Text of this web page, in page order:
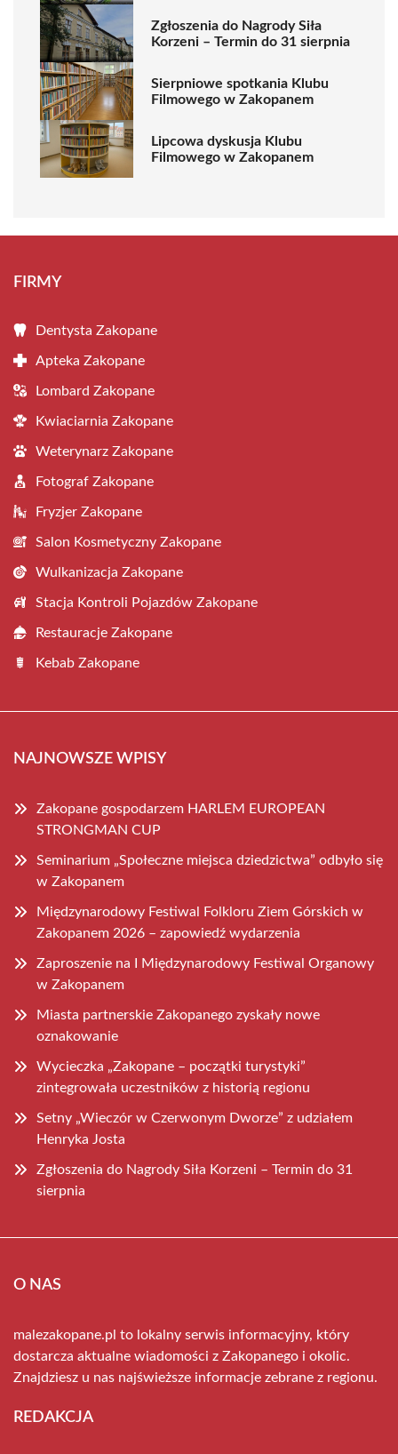
Zgłoszenia do Nagrody Siła
Korzeni – Termin do 31 sierpnia
Sierpniowe spotkania Klubu
Filmowego w Zakopanem
Lipcowa dyskusja Klubu
Filmowego w Zakopanem
FIRMY
Dentysta Zakopane
Apteka Zakopane
Lombard Zakopane
Kwiaciarnia Zakopane
Weterynarz Zakopane
Fotograf Zakopane
Fryzjer Zakopane
Salon Kosmetyczny Zakopane
Wulkanizacja Zakopane
Stacja Kontroli Pojazdów Zakopane
Restauracje Zakopane
Kebab Zakopane
NAJNOWSZE WPISY
Zakopane gospodarzem HARLEM EUROPEAN
STRONGMAN CUP
Seminarium „Społeczne miejsca dziedzictwa” odbyło się
w Zakopanem
Międzynarodowy Festiwal Folkloru Ziem Górskich w
Zakopanem 2026 – zapowiedź wydarzenia
Zaproszenie na I Międzynarodowy Festiwal Organowy
w Zakopanem
Miasta partnerskie Zakopanego zyskały nowe
oznakowanie
Wycieczka „Zakopane – początki turystyki”
zintegrowała uczestników z historią regionu
Setny „Wieczór w Czerwonym Dworze” z udziałem
Henryka Josta
Zgłoszenia do Nagrody Siła Korzeni – Termin do 31
sierpnia
O NAS
malezakopane.pl to lokalny serwis informacyjny, który
dostarcza aktualne wiadomości z Zakopanego i okolic.
Znajdziesz u nas najświeższe informacje zebrane z regionu.
REDAKCJA